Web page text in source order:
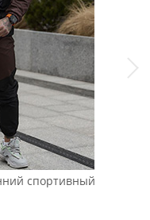
спортивный